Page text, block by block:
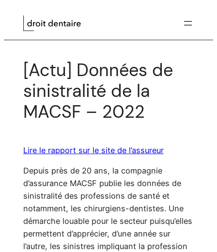
[Actu] Données de
sinistralité de la
MACSF – 2022
Lire le rapport sur le site de l’assureur
Depuis près de 20 ans, la compagnie
d’assurance MACSF publie les données de
sinistralité des professions de santé et
notamment, les chirurgiens-dentistes. Une
démarche louable pour le secteur puisqu’elles
permettent d’apprécier, d’une année sur
l’autre, les sinistres impliquant la profession